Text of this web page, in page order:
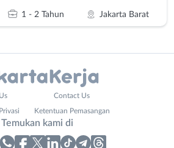
1 - 2 Tahun Jakarta Barat
Contact Us
Ketentuan Pemasangan
Temukan kami di